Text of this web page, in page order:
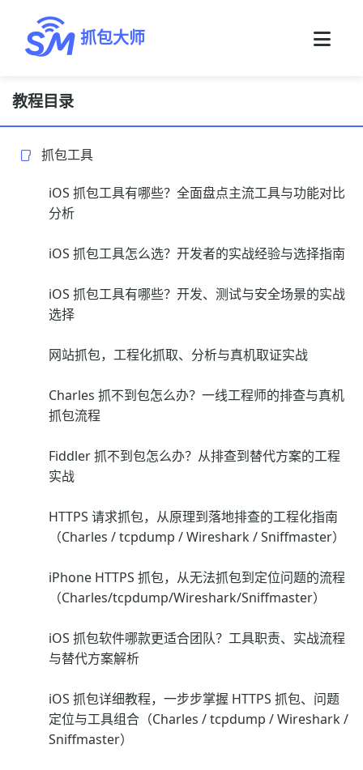
抓包大师
教程目录
抓包工具
iOS 抓包工具有哪些？全面盘点主流工具与功能对比
分析
iOS 抓包工具怎么选？开发者的实战经验与选择指南
iOS 抓包工具有哪些？开发、测试与安全场景的实战
选择
网站抓包，工程化抓取、分析与真机取证实战
Charles 抓不到包怎么办？一线工程师的排查与真机
抓包流程
Fiddler 抓不到包怎么办？从排查到替代方案的工程
实战
HTTPS 请求抓包，从原理到落地排查的工程化指南
（Charles / tcpdump / Wireshark / Sniffmaster）
iPhone HTTPS 抓包，从无法抓包到定位问题的流程
（Charles/tcpdump/Wireshark/Sniffmaster）
iOS 抓包软件哪款更适合团队？工具职责、实战流程
与替代方案解析
iOS 抓包详细教程，一步步掌握 HTTPS 抓包、问题
定位与工具组合（Charles / tcpdump / Wireshark /
Sniffmaster）